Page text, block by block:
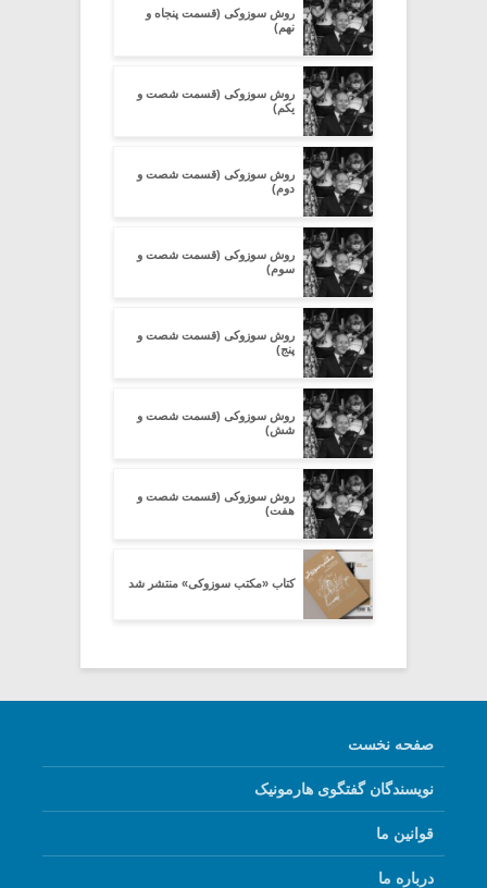
روش سوزوکی (قسمت پنجاه و
نهم)
روش سوزوکی (قسمت شصت و
یکم)
روش سوزوکی (قسمت شصت و
دوم)
روش سوزوکی (قسمت شصت و
سوم)
روش سوزوکی (قسمت شصت و
پنج)
روش سوزوکی (قسمت شصت و
شش)
روش سوزوکی (قسمت شصت و
هفت)
کتاب «مکتب سوزوکی» منتشر شد
صفحه نخست
نویسندگان گفتگوی هارمونیک
قوانین ما
درباره ما